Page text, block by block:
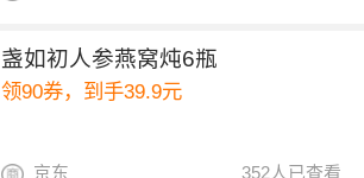
盏如初人参燕窝炖6瓶
领90券，到手39.9元
352人已查看
京东